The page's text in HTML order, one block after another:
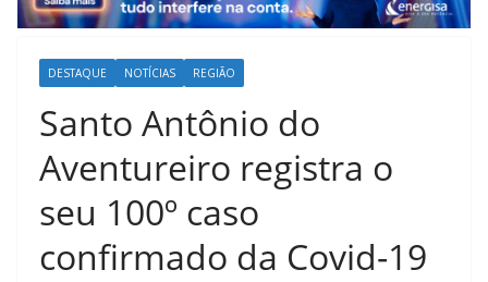
DESTAQUE NOTÍCIAS REGIÃO
Santo Antônio do
Aventureiro registra o
seu 100º caso
confirmado da Covid-19